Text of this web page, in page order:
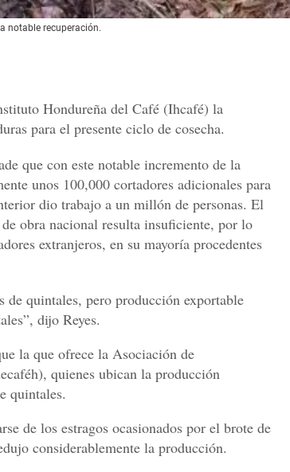
notable recuperación.
Hondureña del Café (Ihcafé) la
para el presente ciclo de cosecha.
que con este notable incremento de la
unos 100,000 cortadores adicionales para
dio trabajo a un millón de personas. El
obra nacional resulta insuficiente, por lo
extranjeros, en su mayoría procedentes
quintales, pero producción exportable
dijo Reyes.
la que ofrece la Asociación de
quienes ubican la producción
quintales.
de los estragos ocasionados por el brote de
considerablemente la producción.